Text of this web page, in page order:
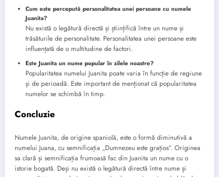
Cum este percepută personalitatea unei persoane cu numele
Juanita?
Nu există o legătură directă și științifică între un nume și
trăsăturile de personalitate. Personalitatea unei persoane este
influențată de o multitudine de factori.
Este Juanita un nume popular în zilele noastre?
Popularitatea numelui Juanita poate varia în funcție de regiune
și de perioadă. Este important de menționat că popularitatea
numelor se schimbă în timp.
Concluzie
Numele Juanita, de origine spaniolă, este o formă diminutivă a
numelui Juana, cu semnificația „Dumnezeu este grațios”. Originea
sa clară și semnificația frumoasă fac din Juanita un nume cu o
istorie bogată. Deși nu există o legătură directă între nume și